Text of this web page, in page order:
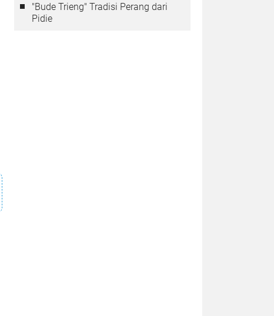
"Bude Trieng" Tradisi Perang dari
Pidie